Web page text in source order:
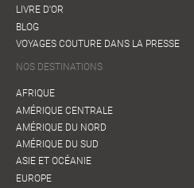
LIVRE D'OR
BLOG
VOYAGES COUTURE DANS LA PRESSE
NOS DESTINATIONS
AFRIQUE
AMÉRIQUE CENTRALE
AMÉRIQUE DU NORD
AMÉRIQUE DU SUD
ASIE ET OCÉANIE
EUROPE